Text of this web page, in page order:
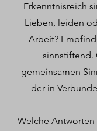
Erkenntnisreich
Lieben, leiden
Arbeit?
sinnstiftend.
gemeinsamen
der in
Welche Antworten